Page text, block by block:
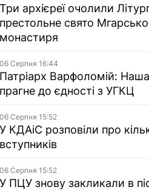
Три архієреї очолили
престольне свято
монастиря
06 Серпня 16:44
Патріарх Варфоломій:
прагне до єдності з УГКЦ
06 Серпня 15:52
У КДАіС розповіли про
вступників
06 Серпня 15:52
У ПЦУ знову закликали в